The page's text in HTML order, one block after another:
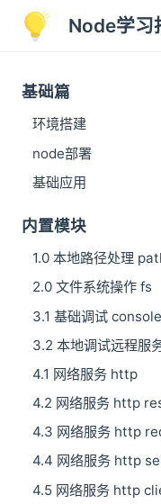
Node学习
基础篇
环境搭建
node部署
基础应用
内置模块
1.0 本地路径处理
2.0 文件系统操作 fs
3.1 基础调试 console
3.2 本地调试远程服
4.1 网络服务 http
4.2 网络服务 http
4.3 网络服务 http
4.4 网络服务 http
4.5 网络服务 http